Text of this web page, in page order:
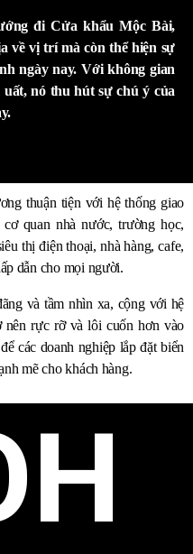
đi Cửa khẩu Mộc Bài,
về vị trí mà còn thể hiện sự
ngày nay. Với không gian
nó thu hút sự chú ý của
thuận tiện với hệ thống giao
quan nhà nước, trường học,
thị điện thoại, nhà hàng, cafe,
dẫn cho mọi người.
và tầm nhìn xa, cộng với hệ
nên rực rỡ và lôi cuốn hơn vào
các doanh nghiệp lắp đặt biển
mẽ cho khách hàng.